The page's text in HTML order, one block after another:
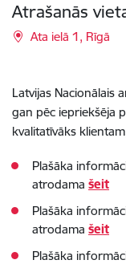
Atrašanās
Ata ielā 1, Rīgā
Latvijas Nacionālais
gan pēc iepriekšēja
kvalitatīvāks
Plašāka
atrodama šeit
Plašāka
atrodama šeit
Plašāka